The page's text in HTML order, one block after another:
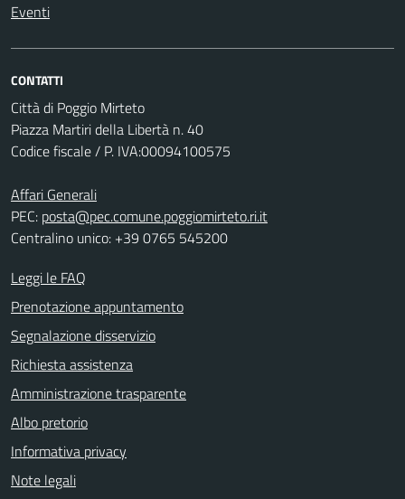
Eventi
CONTATTI
Città di Poggio Mirteto
Piazza Martiri della Libertà n. 40
Codice fiscale / P. IVA:00094100575
Affari Generali
PEC: posta@pec.comune.poggiomirteto.ri.it
Centralino unico: +39 0765 545200
Leggi le FAQ
Prenotazione appuntamento
Segnalazione disservizio
Richiesta assistenza
Amministrazione trasparente
Albo pretorio
Informativa privacy
Note legali